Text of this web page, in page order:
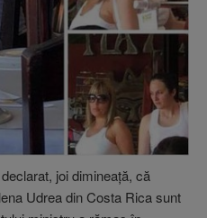
joi dimineaţă, că
Udrea din Costa Rica sunt